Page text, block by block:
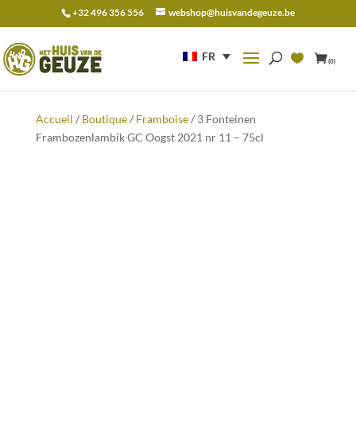
+32 496 356 556 webshop@huisvandegeuze.be
FR (0)
pour :
Accueil / Boutique/ Framboise/ 3 Fonteinen
Frambozenlambik GC Oogst 2021 nr 11 – 75cl